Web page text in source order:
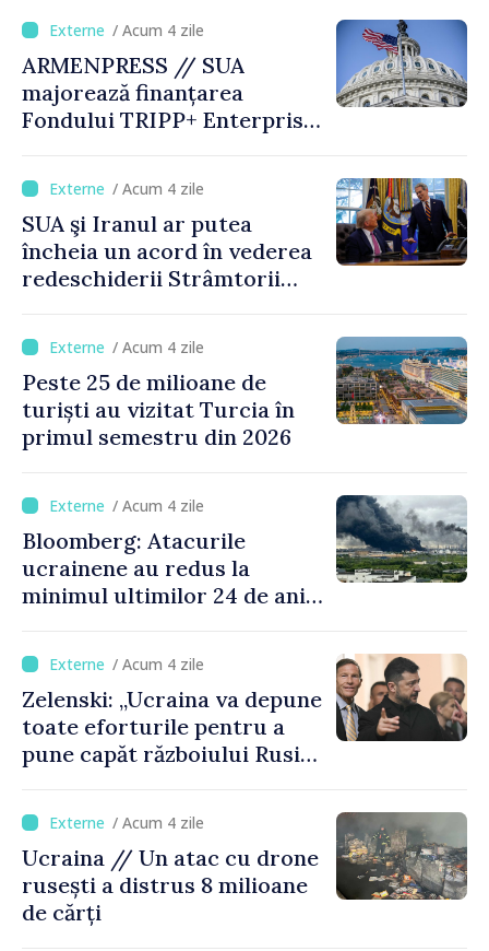
/ Acum 4 zile
ARMENPRESS // SUA
majorează finanțarea
Fondului TRIPP+ Enterprise
milioane de dolari
/ Acum 4 zile
SUA şi Iranul ar putea
încheia un acord în vederea
redeschiderii Strâmtorii
anunţă secretarul american
al Trezoreriei
/ Acum 4 zile
Peste 25 de milioane de
turiști au vizitat Turcia în
primul semestru din 2026
/ Acum 4 zile
Bloomberg: Atacurile
ucrainene au redus la
minimul ultimilor 24 de ani
Rusia
/ Acum 4 zile
Zelenski: „Ucraina va depune
toate eforturile pentru a
pune capăt războiului Rusiei
/ Acum 4 zile
Ucraina // Un atac cu drone
rusești a distrus 8 milioane
de cărți